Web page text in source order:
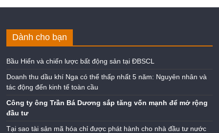
Dành cho bạn
Bầu Hiển và chiến lược bất động sản tại ĐBSCL
Doanh thu dầu khí Nga có thể thấp nhất 5 năm: Nguyên nhân và
tác động đến kinh tế toàn cầu
Công ty ông Trần Bá Dương sắp tăng vốn mạnh để mở rộng
đầu tư
Tại sao tài sản mã hóa chỉ được phát hành cho nhà đầu tư nước